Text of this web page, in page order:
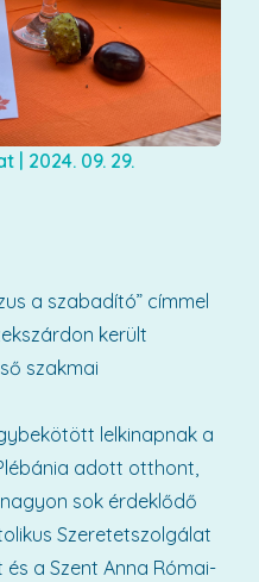
| 2024. 09. 29.
a szabadító” címmel
került
szakmai
lelkinapnak a
adott otthont,
sok érdeklődő
Szeretetszolgálat
a Szent Anna Római-